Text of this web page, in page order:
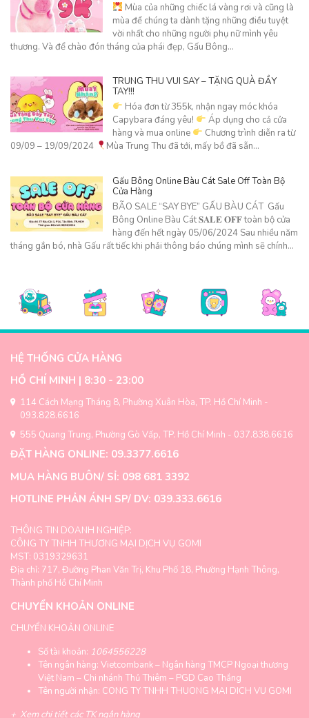
Mùa của những chiếc lá vàng rơi và cũng là
mùa để chúng ta dành tặng những điều tuyệt
vời nhất cho những người phụ nữ mình yêu
thương. Và để chào đón tháng của phái đẹp, Gấu Bông…
TRUNG THU VUI SAY – TẶNG QUÀ ĐẦY
TAY!!!
Hóa đơn từ 355k, nhận ngay móc khóa
Capybara đáng yêu!
Áp dụng cho cả cửa
hàng và mua online
Chương trình diễn ra từ
09/09 – 19/09/2024
Mùa Trung Thu đã tới, mấy bồ đã sẵn…
Gấu Bông Online Bàu Cát Sale Off Toàn Bộ
Cửa Hàng
BÃO SALE “SAY BYE” GẤU BÀU CÁT Gấu
Bông Online Bàu Cát 𝐒𝐀𝐋𝐄 𝐎𝐅𝐅 toàn bộ cửa
hàng đến hết ngày 05/06/2024 Sau nhiều năm
tháng gắn bó, nhà Gấu rất tiếc khi phải thông báo chúng mình sẽ chính…
HỆ THỐNG CỬA HÀNG
HỒ CHÍ MINH | 8:30 - 23:00
114 Cách Mạng Tháng 8, Phường Xuân Hòa, TP. Hồ Chí Minh -
093.828.6616
555 Quang Trung, Phường Gò Vấp, TP. Hồ Chí Minh - 037.838.6616
ĐẶT HÀNG ONLINE: 09.3377.6616
MUA HÀNG BUÔN/ SỈ: 098 681 3392
HOTLINE PHẢN ÁNH SP/ DV: 039.333.6616
THÔNG TIN DOANH NGHIỆP:
CÔNG TY TNHH THƯƠNG MẠI DỊCH VỤ GOMI
MST: 0319329631
Địa chỉ: 717, Đường Phan Văn Trị, Khu Phố 18, Phường Hạnh Thông,
Thành phố Hồ Chí Minh
CHUYỂN KHOẢN ONLINE
CHUYỂN KHOẢN ONLINE
Số tài khoản: 1064556228
Tên ngân hàng: Vietcombank – Ngân hàng TMCP Ngoại thương
Việt Nam – Chi nhánh Thủ Thiêm – PGD Cao Thắng
Tên người nhận: CONG TY TNHH THUONG MAI DICH VU GOMI
+ Xem chi tiết các TK ngân hàng